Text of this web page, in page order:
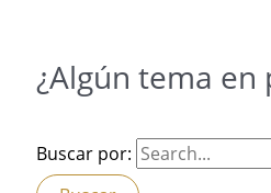
¿Algún tema en
Buscar por: